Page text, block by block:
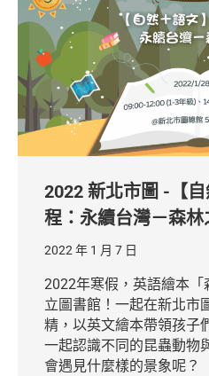
2022 新北市圖 -【
程：永續台灣－森林
2022 年 1 月 7 日
2022年寒假，英語繪本
立圖書館！一起在新北市
精，以英文繪本帶領孩子
一起認識不同的昆蟲動物
會遇見什麼樣的景象呢？